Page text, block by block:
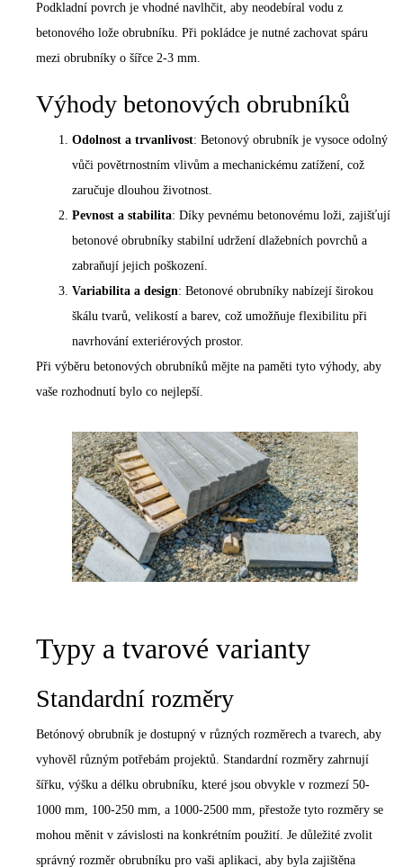
Podkladní povrch je vhodné navlhčit, aby neodebíral vodu z
betonového lože obrubníku. Při pokládce je nutné zachovat spáru
mezi obrubníky o šířce 2-3 mm.
Výhody betonových obrubníků
Odolnost a trvanlivost: Betonový obrubník je vysoce odolný
vůči povětrnostním vlivům a mechanickému zatížení, což
zaručuje dlouhou životnost.
Pevnost a stabilita: Díky pevnému betonovému loži, zajišťují
betonové obrubníky stabilní udržení dlažebních povrchů a
zabraňují jejich poškození.
Variabilita a design: Betonové obrubníky nabízejí širokou
škálu tvarů, velikostí a barev, což umožňuje flexibilitu při
navrhování exteriérových prostor.
Při výběru betonových obrubníků mějte na paměti tyto výhody, aby
vaše rozhodnutí bylo co nejlepší.
Typy a tvarové varianty
Standardní rozměry
Betónový obrubník je dostupný v různých rozměrech a tvarech, aby
vyhověl různým potřebám projektů. Standardní rozměry zahrnují
šířku, výšku a délku obrubníku, které jsou obvykle v rozmezí 50-
1000 mm, 100-250 mm, a 1000-2500 mm, přestože tyto rozměry se
mohou měnit v závislosti na konkrétním použití. Je důležité zvolit
správný rozměr obrubníku pro vaši aplikaci, aby byla zajištěna